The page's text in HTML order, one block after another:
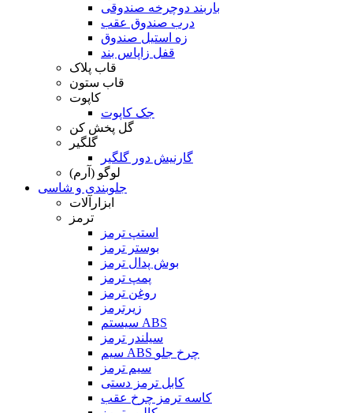
باربند دوچرخه صندوقی
درب صندوق عقب
زه استیل صندوق
قفل زاپاس بند
قاب پلاک
قاب ستون
کاپوت
جک کاپوت
گل پخش کن
گلگیر
گارنیش دور گلگیر
لوگو (آرم)
جلوبندی و شاسی
ابزارآلات
ترمز
استپ ترمز
بوستر ترمز
بوش پدال ترمز
پمپ ترمز
روغن ترمز
زیرترمز
سیستم ABS
سیلندر ترمز
سیم ABS چرخ جلو
سیم ترمز
کابل ترمز دستی
کاسه ترمز چرخ عقب